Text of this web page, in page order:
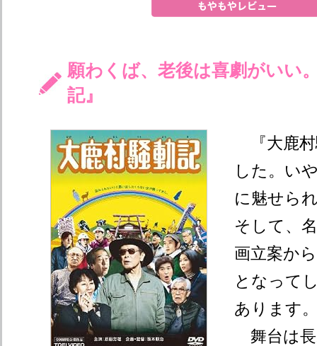
願わくば、老後は喜劇がいい
記』
『大鹿村
した。い
に魅せら
そして、
画立案か
となって
あります
舞台は